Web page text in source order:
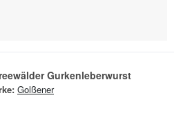
Gurkenleberwurst
Golßener